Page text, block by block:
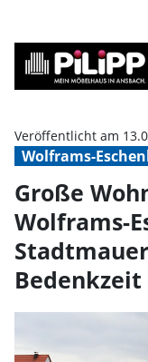
Wolframs-
Veröffentlicht am
Große
Wolframs-
Bedenkzeit